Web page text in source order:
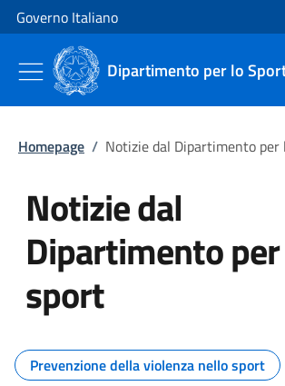
Vai al contenuto
Vai alla navigazione del sito
Governo Italiano
Dipartimento per lo
Homepage / Notizie dal Dipartimento per
Notizie dal
Dipartimento
sport
Tutti i contenuti della
Prevenzione della violenza nello sport